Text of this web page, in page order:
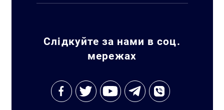
Слідкуйте за нами в соц.
мережах